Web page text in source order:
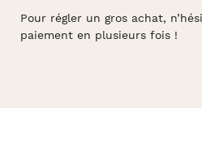
Pour régler un gros achat,
paiement en plusieurs fois !